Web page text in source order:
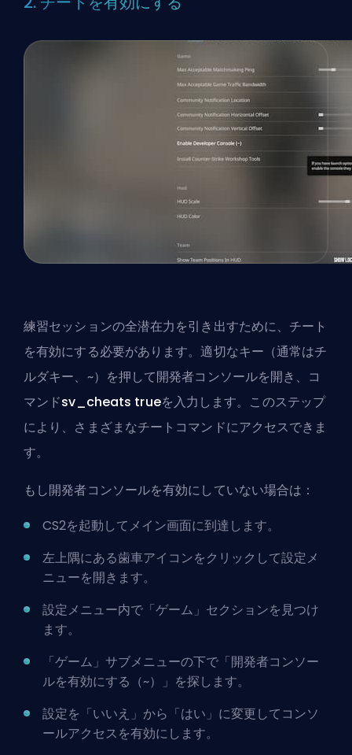
練習セッションの全潜在力を引き出すために、チート
を有効にする必要があります。適切なキー（通常はチ
ルダキー、~）を押して開発者コンソールを開き、コ
マンドsv_cheats trueを入力します。このステップ
により、さまざまなチートコマンドにアクセスできま
す。
もし開発者コンソールを有効にしていない場合は：
CS2を起動してメイン画面に到達します。
左上隅にある歯車アイコンをクリックして設定メ
ニューを開きます。
設定メニュー内で「ゲーム」セクションを見つけ
ます。
「ゲーム」サブメニューの下で「開発者コンソー
ルを有効にする（~）」を探します。
設定を「いいえ」から「はい」に変更してコンソ
ールアクセスを有効にします。